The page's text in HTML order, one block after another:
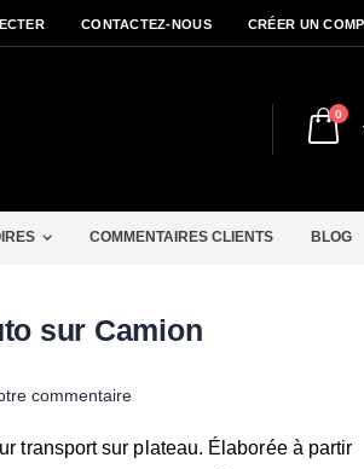
CONTACTEZ-NOUS CRÉER UN
0
COMMENTAIRES CLIENTS BLOG
sur Camion
commentaire
transport sur plateau. Élaborée à partir